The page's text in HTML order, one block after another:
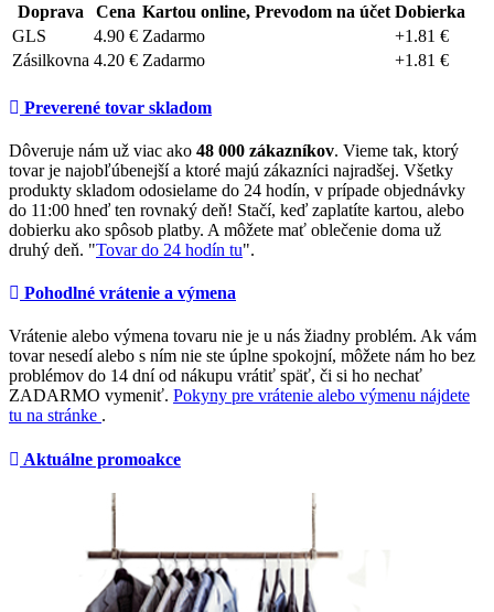
Doprava
Cena Kartou online, Prevodom na účet Dobierka
GLS
4.90 € Zadarmo
+1.81 €
Zásilkovna 4.20 € Zadarmo +1.81 €
Preverené tovar skladom
Dôveruje nám už viac ako 48 000 zákazníkov. Vieme tak, ktorý
tovar je najobľúbenejší a ktoré majú zákazníci najradšej. Všetky
produkty skladom odosielame do 24 hodín, v prípade objednávky
do 11:00 hneď ten rovnaký deň! Stačí, keď zaplatíte kartou, alebo
dobierku ako spôsob platby. A môžete mať oblečenie doma už
druhý deň. "Tovar do 24 hodín tu".
Pohodlné vrátenie a výmena
Vrátenie alebo výmena tovaru nie je u nás žiadny problém. Ak vám
tovar nesedí alebo s ním nie ste úplne spokojní, môžete nám ho bez
problémov do 14 dní od nákupu vrátiť späť, či si ho nechať
ZADARMO vymeniť. Pokyny pre vrátenie alebo výmenu nájdete
tu na stránke .
Aktuálne promoakce